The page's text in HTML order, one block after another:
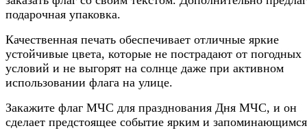
подарочная упаковка.
Качественная печать обеспечивает отличные яркие
устойчивые цвета, которые не пострадают от погодных
условий и не выгорят на солнце даже при активном
использовании флага на улице.
Закажите флаг МЧС для празднования Дня МЧС, и он
сделает предстоящее событие ярким и